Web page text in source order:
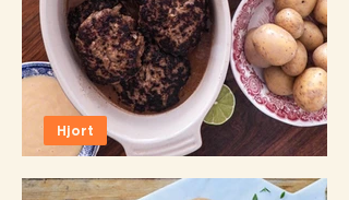
Asiatiska viltfärsbiffar
Hjort